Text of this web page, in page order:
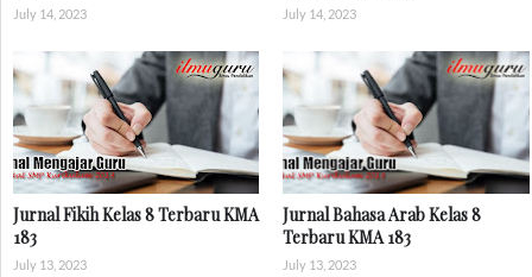
July 14, 2023 July 14, 2023
Jurnal Fikih Kelas 8 Terbaru KMA
183
July 13, 2023
Jurnal Bahasa Arab Kelas 8
Terbaru KMA 183
July 13, 2023